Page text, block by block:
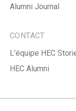
Alumni Journal
CONTACT
L'équipe HEC
HEC Alumni